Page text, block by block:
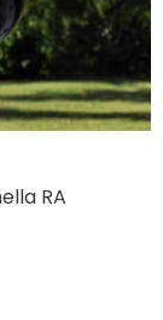
RA